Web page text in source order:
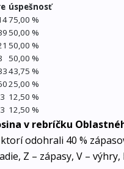
úspešnosť
75,00 %
50,00 %
50,00 %
50,00 %
43,75 %
25,00 %
12,50 %
12,50 %
v rebríčku
odohrali 40 %
Z – zápasy, V –